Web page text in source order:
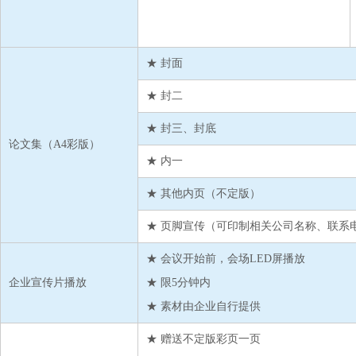
论文集（A4彩版）
★ 封面
★ 封二
★ 封三、封底
★ 内一
★ 其他内页（不定版）
★ 页脚宣传（可印制相关公司名称、联系
企业宣传片播放
★ 会议开始前，会场LED屏播放
★ 限5分钟内
★ 素材由企业自行提供
★ 赠送不定版彩页一页